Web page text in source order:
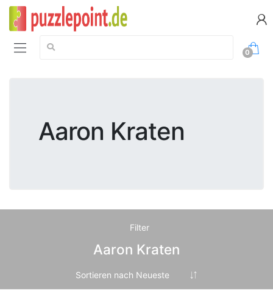
Suche:
0
Aaron Kraten
Filter
Aaron Kraten